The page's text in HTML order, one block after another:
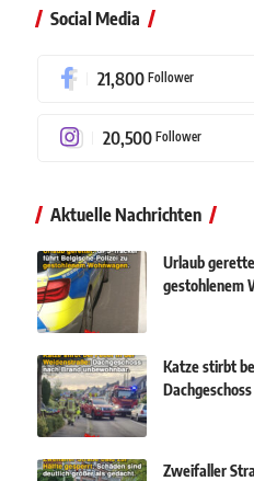
Social Media
21,800 Follower
20,500 Follower
Aktuelle Nachrichten
Urlaub
gestohlenem
Katze stirbt
Zweifaller